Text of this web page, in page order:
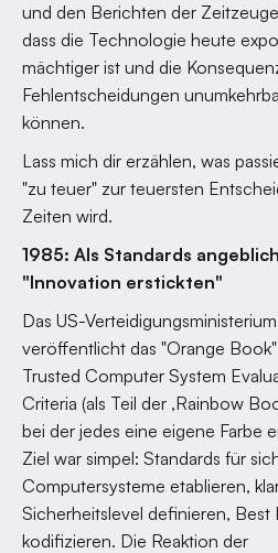
und den Berichten der
dass die Technologie heute
mächtiger ist und die
Fehlentscheidungen
können.
Lass mich dir erzählen, was
"zu teuer" zur teuersten
Zeiten wird.
1985: Als Standards angeblich
"Innovation erstickten"
Das US-Verteidigungsministerium
veröffentlicht das "Orange
Trusted Computer System
Criteria (als Teil der ‚Rainbow
bei der jedes eine eigene Farbe
Ziel war simpel: Standards für
Computersysteme etablieren,
Sicherheitslevel definieren, Best
kodifizieren. Die Reaktion der